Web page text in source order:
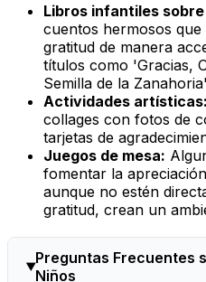
Libros infantiles
cuentos hermosos
gratitud de manera
títulos como 'Gracias,
Semilla de la
Actividades artísticas:
collages con fotos de
tarjetas de
Juegos de mesa:
fomentar la
aunque no estén
gratitud, crean un
Preguntas Frecuentes
Niños